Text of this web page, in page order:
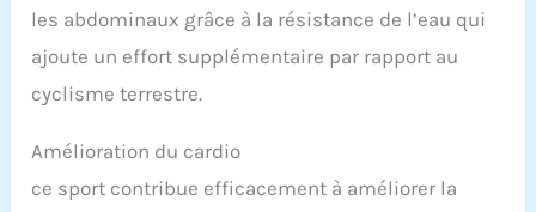
les abdominaux grâce à la résistance de l’eau qui
ajoute un effort supplémentaire par rapport au
cyclisme terrestre.
Amélioration du cardio
ce sport contribue efficacement à améliorer la